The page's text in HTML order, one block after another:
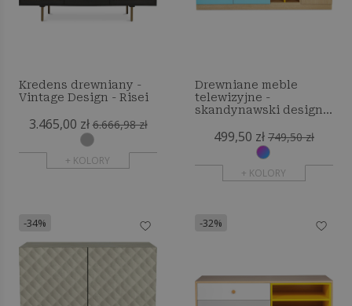
Kredens drewniany -
Vintage Design - Risei
3.465,00 zł 6.666,98 zł
+ KOLORY
Drewniane meble
telewizyjne -
skandynawski design -
499,50 zł 749,50 zł
+ KOLORY
-34% -32%